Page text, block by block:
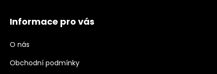
Informace pro vás
O nás
Obchodní podmínky